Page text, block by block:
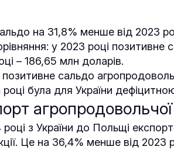
на 31,8% менше від 2023
у 2023 році
– 186,65 млн доларів.
сальдо
була для України
з України до Польщі
Це на 36,4% менше від 2023